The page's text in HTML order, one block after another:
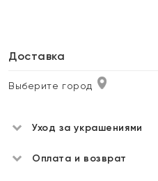
Доставка
Выберите город
Уход за украшениями
Оплата и возврат